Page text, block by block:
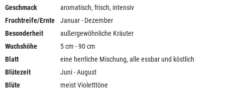
Geschmack
aromatisch, frisch, intensiv
Fruchtreife/Ernte
Januar - Dezember
Besonderheit
außergewöhnliche Kräuter
Wuchshöhe
5 cm - 90 cm
Blatt
eine herrliche Mischung, alle essbar und köstlich
Blütezeit
Juni - August
Blüte
meist Violetttöne